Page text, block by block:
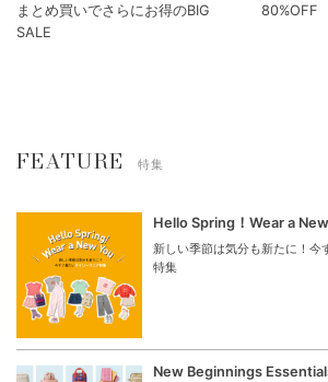
まとめ買いでさらにお得のBIG
SALE
80%OFF
FEATURE 特集
Hello Spring！Wear a
新しい季節は気分も新たに！今
特集
New Beginnings